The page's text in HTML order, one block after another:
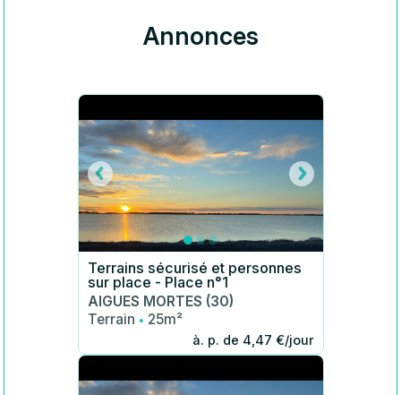
Annonces
Terrains sécurisé et personnes
sur place - Place n°1
AIGUES MORTES (30)
Terrain · 25m²
à. p. de 4,47 €/jour